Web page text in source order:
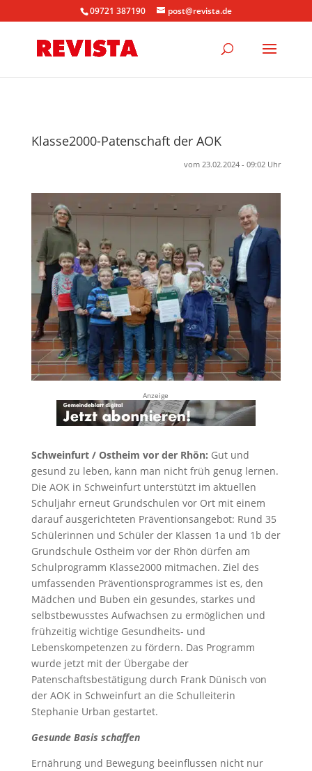
09721 387190 post@revista.de
Klasse2000-Patenschaft der AOK
vom 23.02.2024 - 09:02 Uhr
Anzeige
Schweinfurt / Ostheim vor der Rhön: Gut und
gesund zu leben, kann man nicht früh genug lernen.
Die AOK in Schweinfurt unterstützt im aktuellen
Schuljahr erneut Grundschulen vor Ort mit einem
darauf ausgerichteten Präventionsangebot: Rund 35
Schülerinnen und Schüler der Klassen 1a und 1b der
Grundschule Ostheim vor der Rhön dürfen am
Schulprogramm Klasse2000 mitmachen. Ziel des
umfassenden Präventionsprogrammes ist es, den
Mädchen und Buben ein gesundes, starkes und
selbstbewusstes Aufwachsen zu ermöglichen und
frühzeitig wichtige Gesundheits- und
Lebenskompetenzen zu fördern. Das Programm
wurde jetzt mit der Übergabe der
Patenschaftsbestätigung durch Frank Dünisch von
der AOK in Schweinfurt an die Schulleiterin
Stephanie Urban gestartet.
Gesunde Basis schaffen
Ernährung und Bewegung beeinflussen nicht nur